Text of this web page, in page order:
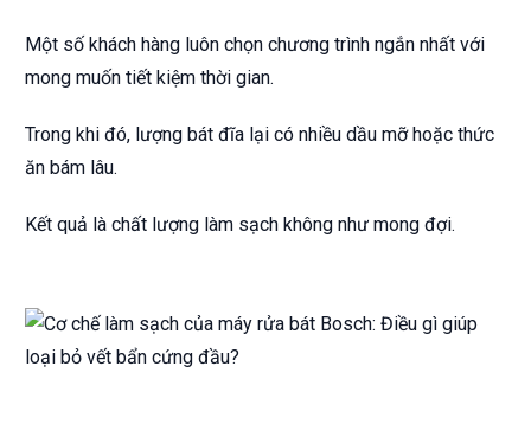
Một số khách hàng luôn chọn chương trình ngắn nhất với
mong muốn tiết kiệm thời gian.
Trong khi đó, lượng bát đĩa lại có nhiều dầu mỡ hoặc thức
ăn bám lâu.
Kết quả là chất lượng làm sạch không như mong đợi.